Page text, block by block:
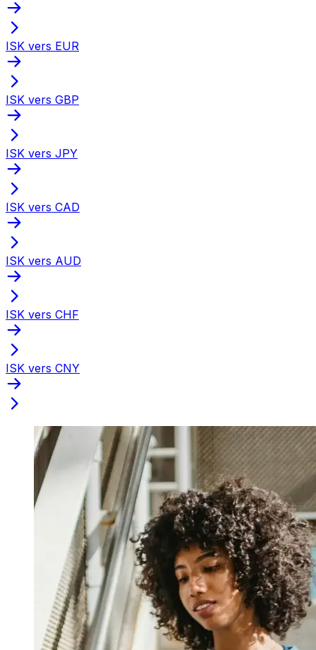
ISK vers EUR
ISK vers GBP
ISK vers JPY
ISK vers CAD
ISK vers AUD
ISK vers CHF
ISK vers CNY